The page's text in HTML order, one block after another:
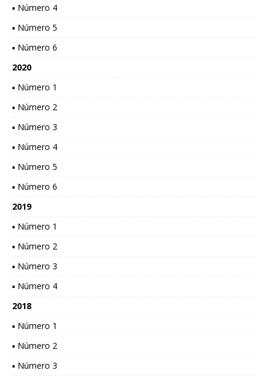
▪ Número 4
▪ Número 5
▪ Número 6
2020
▪ Número 1
▪ Número 2
▪ Número 3
▪ Número 4
▪ Número 5
▪ Número 6
2019
▪ Número 1
▪ Número 2
▪ Número 3
▪ Número 4
2018
▪ Número 1
▪ Número 2
▪ Número 3